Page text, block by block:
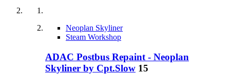
Neoplan Skyliner
Steam Workshop
ADAC Postbus Repaint - Neoplan
Skyliner by Cpt.Slow 15